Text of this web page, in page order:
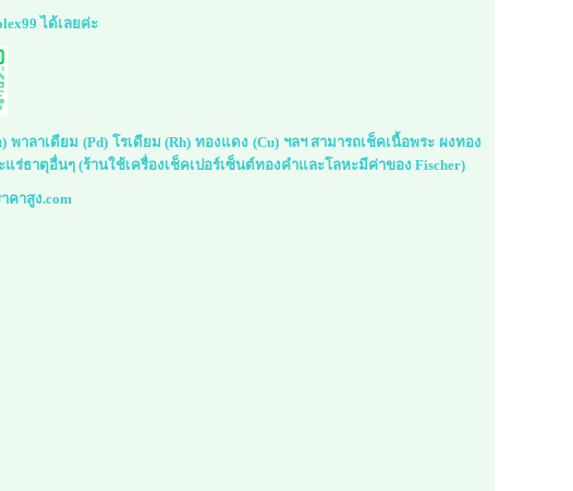
ได้เลยค่ะ
าลาเดียม (Pd) โรเดียม (Rh) ทองแดง (Cu) ฯลฯ สามารถเช็คเนื้อพระ ผงทอง
ธาตุอื่นๆ (ร้านใช้เครื่องเช็คเปอร์เซ็นต์ทองคำและโลหะมีค่าของ Fischer)
คาสูง.com